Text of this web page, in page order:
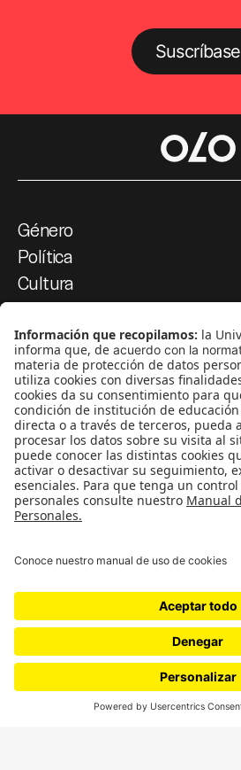
Suscríbase
Género
Política
Cultura
Medio ambiente
Medios y periodismo
Ciudad
Movilización social
¿Quiénes somos?
Podcasts
Ediciones especiales
¿Quieres escribir en 070?